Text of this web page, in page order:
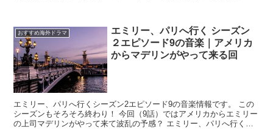
おすすめ海外ドラマ
エミリー、パリへ行く シーズン
２エピソード9の音楽｜アメリカ
からマデリンがやって来る回
エミリー、パリへ行くシーズン2エピソード9の音楽情報です。 この
シーズンもそろそろ終わり！ 今回（9話）ではアメリカからエミリー
の上司マデリンがやって来て波乱の予感？ エミリー、パリへ行くシ